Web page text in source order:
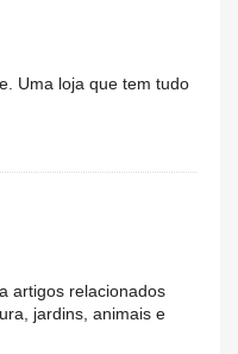
Uma loja que tem tudo
artigos relacionados
jardins, animais e